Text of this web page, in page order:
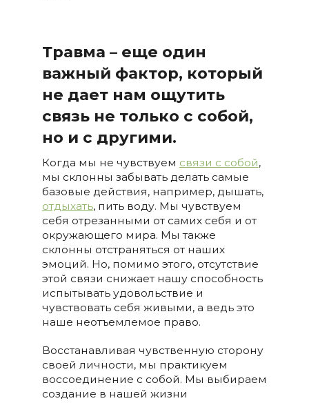
Травма – еще один
важный фактор, который
не дает нам ощутить
связь не только с собой,
но и с другими.
Когда мы не чувствуем связи с собой,
мы склонны забывать делать самые
базовые действия, например, дышать,
отдыхать, пить воду. Мы чувствуем
себя отрезанными от самих себя и от
окружающего мира. Мы также
склонны отстраняться от наших
эмоций. Но, помимо этого, отсутствие
этой связи снижает нашу способность
испытывать удовольствие и
чувствовать себя живыми, а ведь это
наше неотъемлемое право.
Восстанавливая чувственную сторону
своей личности, мы практикуем
воссоединение с собой. Мы выбираем
создание в нашей жизни